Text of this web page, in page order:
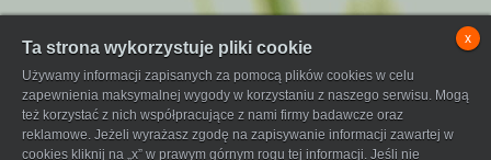
Regulamin płatności
FaniPay
Ta strona wykorzystuje pliki cookie
Używamy informacji zapisanych za pomocą plików cookies w celu
zapewnienia maksymalnej wygody w korzystaniu z naszego serwisu. Mogą
też korzystać z nich współpracujące z nami firmy badawcze oraz
reklamowe. Jeżeli wyrażasz zgodę na zapisywanie informacji zawartej w
cookies kliknij na „x” w prawym górnym rogu tej informacji. Jeśli nie
x